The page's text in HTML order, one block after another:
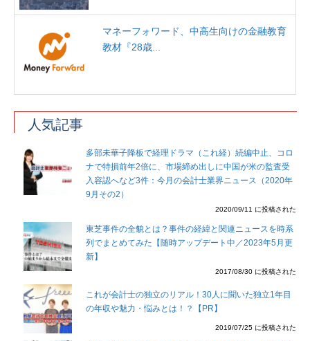
マネーフォワード、中高生向けの金融教育
教材『28歳...
人気記事
多部未華子降板で経理ドラマ（これ経）続編中止、コロ
ナで特損前年2倍に、市場締め出しに中国が米の監査受
入容認へなど3件：今月の会計士業界ニュース（2020年
9月その2）
2020/09/11 に投稿された
東芝事件の全貌とは？事件の経緯と関連ニュースを時系
列でまとめてみた【随時アップデート中／2023年5月更
新】
2017/08/30 に投稿された
これが会計士の独立のリアル！30人に聞いた独立1年目
の年収や魅力・悩みとは！？【PR】
2019/07/25 に投稿された